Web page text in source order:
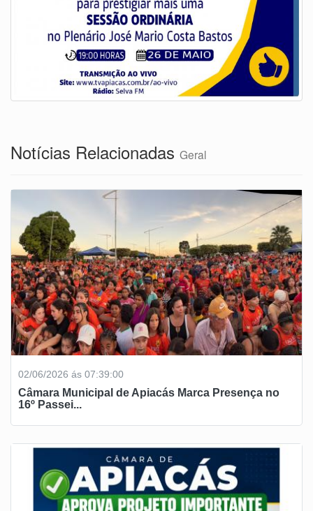
Notícias Relacionadas Geral
02/06/2026 ás 07:39:00
Câmara Municipal de Apiacás Marca Presença no
16º Passei...